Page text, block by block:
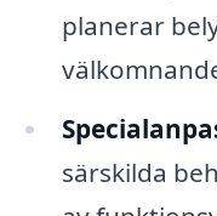
planerar
särskilda